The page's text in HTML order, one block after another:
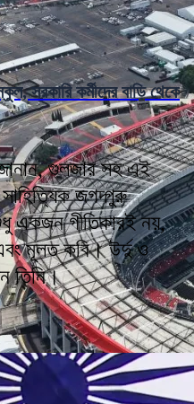
সরকারি কর্মীদের বাড়ি থেকে
জানান, গুলজার সহ এই
জগদ্গুরু
একজন গীতিকারই নয়,
মূলত কবি। উর্দু ও
তিনি।